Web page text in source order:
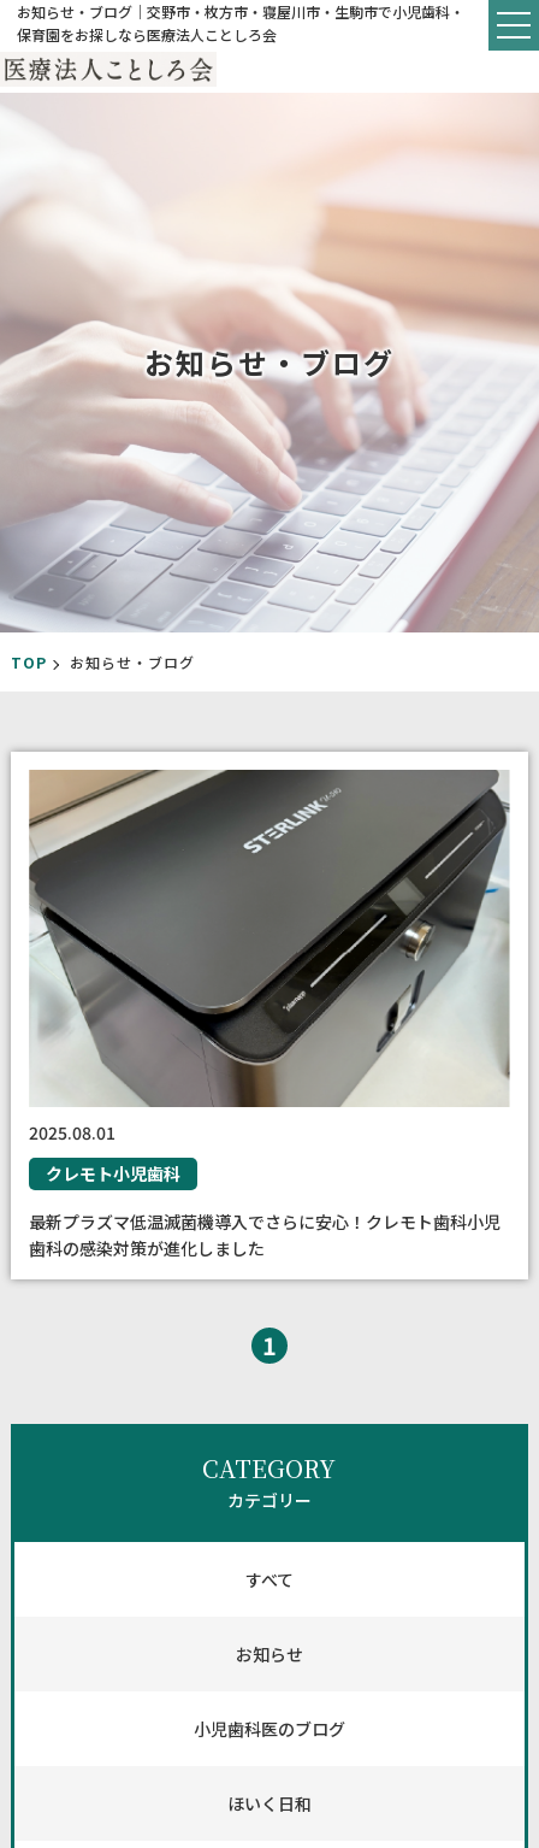
お知らせ・ブログ｜交野市・枚方市・寝屋川市・生駒市で小児歯科・
保育園をお探しなら医療法人ことしろ会
お知らせ・ブログ
TOP お知らせ・ブログ
2025.08.01
クレモト小児歯科
最新プラズマ低温滅菌機導入でさらに安心！クレモト歯科小児
歯科の感染対策が進化しました
1
CATEGORY
カテゴリー
すべて
お知らせ
小児歯科医のブログ
ほいく日和